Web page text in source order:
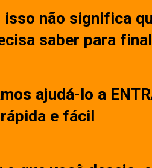
não significa
saber para
ajudá-lo a
e fácil